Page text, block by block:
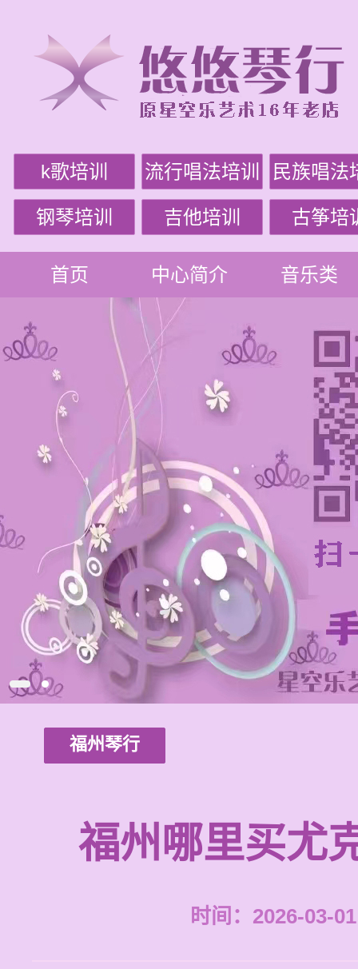
k歌培训 流行唱法培训 民族唱法
钢琴培训 吉他培训 古筝培
首页 中心简介 音乐类
福州琴行
福州哪里买尤
时间：2026-03-